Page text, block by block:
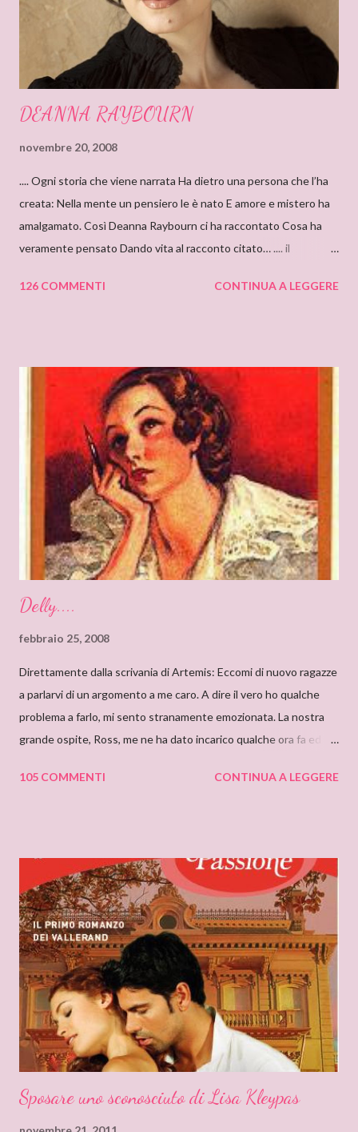
DEANNA RAYBOURN
novembre 20, 2008
.... Ogni storia che viene narrata Ha dietro una persona che l’ha
creata: Nella mente un pensiero le è nato E amore e mistero ha
amalgamato. Così Deanna Raybourn ci ha raccontato Cosa ha
veramente pensato Dando vita al racconto citato… .... il
RAYBOURN Ciao Deanna, posso solo iniziare dicendo che sono
molto affascinante, con un intreccio poderoso e
un’ambientazione suggestiva – una tenuta di campagna in
un’antica abbazia, niente meno! E mi ha ricordato i vecchi
romanzi gotici con così tanto mistero ed elementi
soprannaturali. Hi, Deanna, I can only start saying that I’m very
very proud to interview an author like you. I’ve just finished
reading “Silent in the Sanctuary”, and I’ve found it very
intriguing, with a ponderous plot and a sug...
126 COMMENTI CONTINUA A LEGGERE
Delly....
febbraio 25, 2008
Direttamente dalla scrivania di Artemis: Eccomi di nuovo ragazze
a parlarvi di un argomento a me caro. A dire il vero ho qualche
problema a farlo, mi sento stranamente emozionata. La nostra
grande ospite, Ross, me ne ha dato incarico qualche ora fa ed io,
sensazione non saprei individuarlo, è una sensazione strana e
non erano solo favole per bambini. Quando andavo a trovare mia
zia mi soffermavo davanti ad una libreria che lei teneva nel
soggiorno e lì leggevo i titoli dei libri esposti cercando
l’ispirazione. Fu così che un giorno sfiorai con le dita la costina di
un Delly. Lo presi in prestito e iniziò così la mia conoscenza. Non
so quanto ci misi a leggerlo e non so neanche se il primo mi
piacque. So però che quando leggo il nome Delly, qua...
105 COMMENTI CONTINUA A LEGGERE
Sposare uno sconosciuto di Lisa Kleypas